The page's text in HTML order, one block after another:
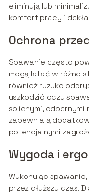
eliminują lub
komfort pracy i
Ochrona
Spawanie często
mogą latać w różne
również ryzyko
uszkodzić oczy
solidnymi, odpornymi
zapewniają
potencjalnymi
Wygoda i
Wykonując
przez dłuższy czas.